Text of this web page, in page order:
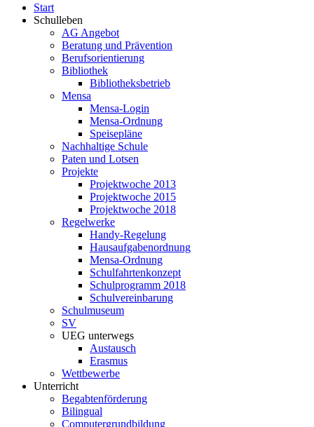
Start
Schulleben
AG Angebot
Beratung und Prävention
Berufsorientierung
Bibliothek
Bibliotheksbetrieb
Mensa
Mensa-Login
Mensa-Ordnung
Speisepläne
Nachhaltige Schule
Paten und Lotsen
Projekte
Projektwoche 2013
Projektwoche 2015
Projektwoche 2018
Regelwerke
Handy-Regelung
Hausaufgabenordnung
Mensa-Ordnung
Schulfahrtenkonzept
Schulprogramm 2018
Schulvereinbarung
Schulmuseum
SV
UEG unterwegs
Austausch
Erasmus
Wettbewerbe
Unterricht
Begabtenförderung
Bilingual
Computergrundbildung